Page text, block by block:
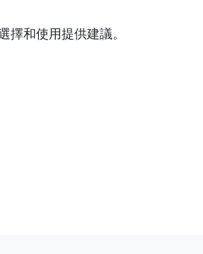
和使用提供建議。